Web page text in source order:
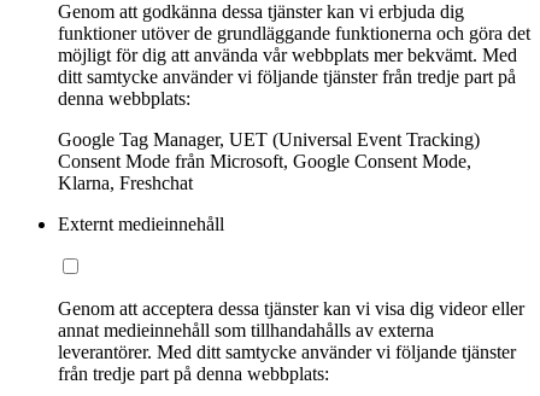
Genom att godkänna dessa tjänster kan vi erbjuda dig
funktioner utöver de grundläggande funktionerna och göra det
möjligt för dig att använda vår webbplats mer bekvämt. Med
ditt samtycke använder vi följande tjänster från tredje part på
denna webbplats:
Google Tag Manager, UET (Universal Event Tracking)
Consent Mode från Microsoft, Google Consent Mode,
Klarna, Freshchat
Externt medieinnehåll
Genom att acceptera dessa tjänster kan vi visa dig videor eller
annat medieinnehåll som tillhandahålls av externa
leverantörer. Med ditt samtycke använder vi följande tjänster
från tredje part på denna webbplats: